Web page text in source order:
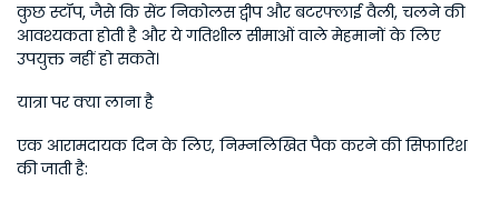
कुछ स्टॉप, जैसे कि सेंट निकोलस द्वीप और बटरफ्लाई वैली, चलने की
आवश्यकता होती है और ये गतिशील सीमाओं वाले मेहमानों के लिए
उपयुक्त नहीं हो सकते।
यात्रा पर क्या लाना है
एक आरामदायक दिन के लिए, निम्नलिखित पैक करने की सिफारिश
की जाती है: